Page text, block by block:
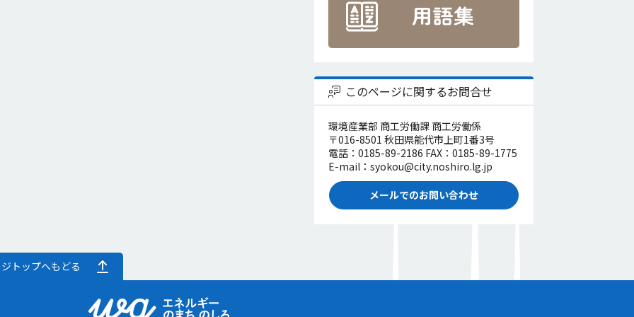
このページに関するお問合せ
環境産業部 商工労働課 商工労働係
〒016-8501 秋田県能代市上町1番3号
電話：0185-89-2186 FAX：0185-89-1775
E-mail：syokou@city.noshiro.lg.jp
メールでのお問い合わせ
トップへもどる